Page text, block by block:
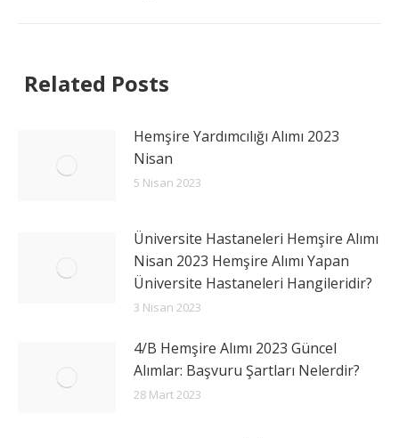
Related Posts
Hemşire Yardımcılığı Alımı 2023
Nisan
5 Nisan 2023
Üniversite Hastaneleri Hemşire Alımı
Nisan 2023 Hemşire Alımı Yapan
Üniversite Hastaneleri Hangileridir?
3 Nisan 2023
4/B Hemşire Alımı 2023 Güncel
Alımlar: Başvuru Şartları Nelerdir?
28 Mart 2023